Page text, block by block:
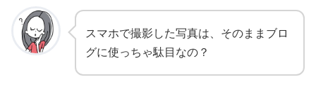
スマホで撮影した写真は、そのままブロ
グに使っちゃ駄目なの？